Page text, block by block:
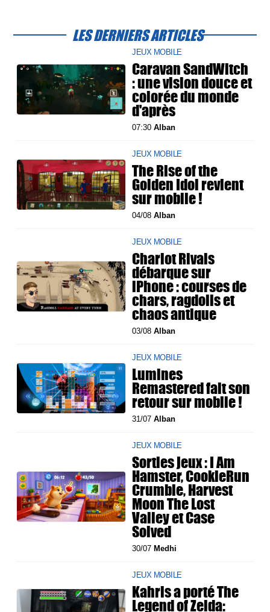
LES DERNIERS ARTICLES
JEUX MOBILE
Caravan SandWitch
: une vision douce et
colorée du monde
d'après
07:30Alban
JEUX MOBILE
The Rise of the
Golden Idol revient
sur mobile !
04/08Alban
JEUX MOBILE
Chariot Rivals
débarque sur
iPhone : courses de
chars, ragdolls et
chaos antique
03/08Alban
JEUX MOBILE
Lumines
Remastered fait son
retour sur mobile !
31/07Alban
JEUX MOBILE
Sorties jeux : I Am
Hamster, CookieRun
Crumble, Harvest
Moon The Lost
Valley et Case
Solved
30/07Medhi
JEUX MOBILE
Kahris a porté The
Legend of Zelda: